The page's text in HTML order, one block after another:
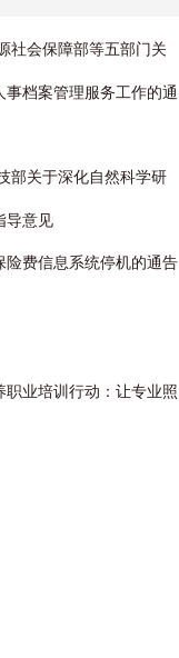
社会保障部等五部门关
档案管理服务工作的通
部关于深化自然科学研
导意见
费信息系统停机的通告
职业培训行动：让专业照